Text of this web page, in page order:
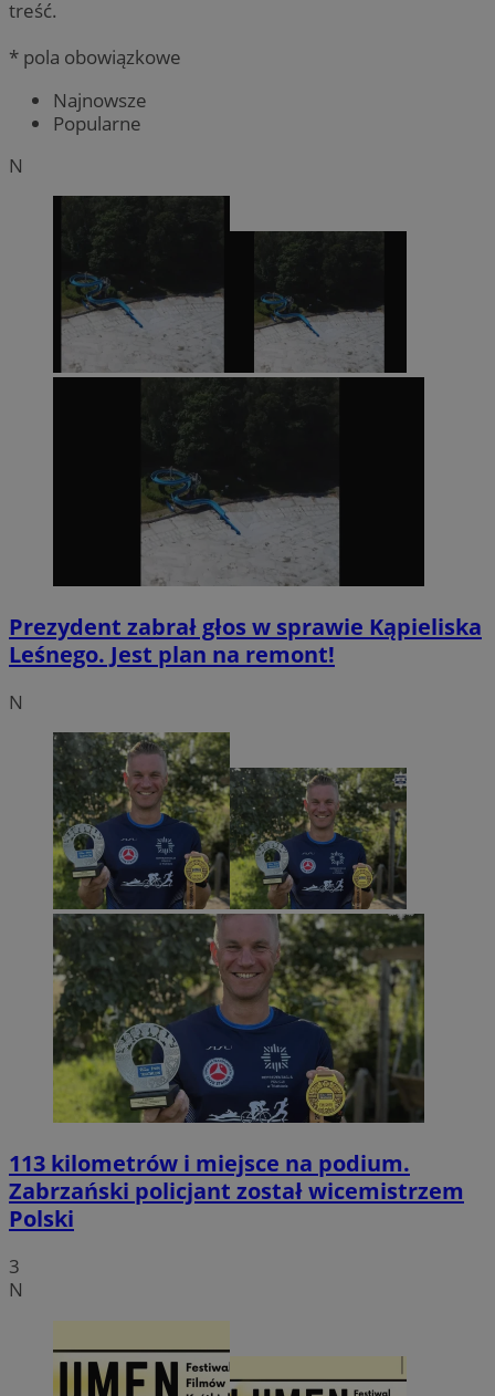
treść.
* pola obowiązkowe
Najnowsze
Popularne
N
Prezydent zabrał głos w sprawie Kąpieliska
Leśnego. Jest plan na remont!
N
113 kilometrów i miejsce na podium.
Zabrzański policjant został wicemistrzem
Polski
3
N